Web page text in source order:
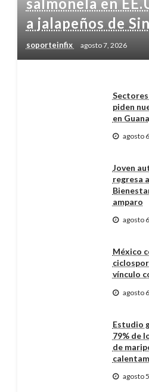
a jalapeños de
soporteinfix agosto 7, 2026
piden
en
agosto
Joven
regresa
amparo
agosto
México
vínculo
agosto
Estudio
79% de
de
agosto